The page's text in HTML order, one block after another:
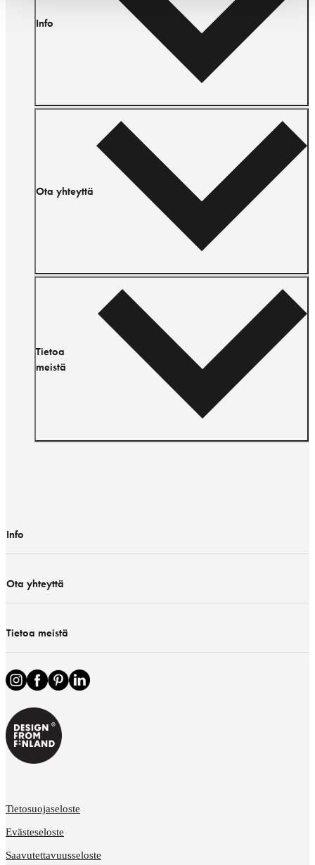
Info
Ota yhteyttä
Tietoa
meistä
Info
Ota yhteyttä
Tietoa meistä
Tietosuojaseloste
Evästeseloste
Saavutettavuusseloste